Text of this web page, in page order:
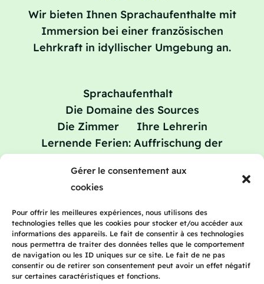
Gérer le consentement aux
cookies
Pour offrir les meilleures expériences, nous utilisons des
technologies telles que les cookies pour stocker et/ou accéder aux
informations des appareils. Le fait de consentir à ces technologies
nous permettra de traiter des données telles que le comportement
de navigation ou les ID uniques sur ce site. Le fait de ne pas
consentir ou de retirer son consentement peut avoir un effet négatif
sur certaines caractéristiques et fonctions.
Wir bieten Ihnen Sprachaufenthalte mit
Immersion bei einer französischen
Lehrkraft in idyllischer Umgebung an.
Sprachaufenthalt
Die Domaine des Sources
Die Zimmer
Ihre Lehrerin
Lernende Ferien: Auffrischung der
Preise
Blog Kontakt
2023 Frenchteacherhomestay | Alle Rechte
vorbehalten | Rechtliche Hinweise |
Datenschutzerklärung